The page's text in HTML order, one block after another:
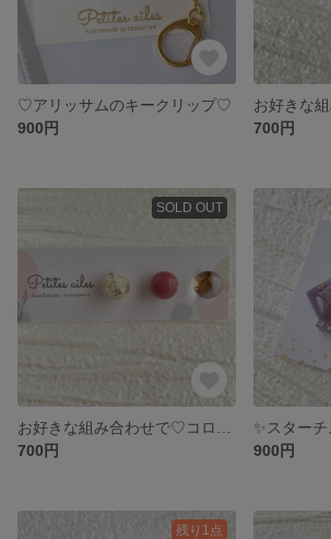
♡アリッサムのキークリップ♡
900円
700円
SOLD OUT
700円
900円
残り1点